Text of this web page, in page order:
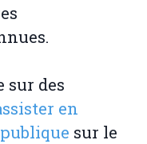
sur des
en
sur le